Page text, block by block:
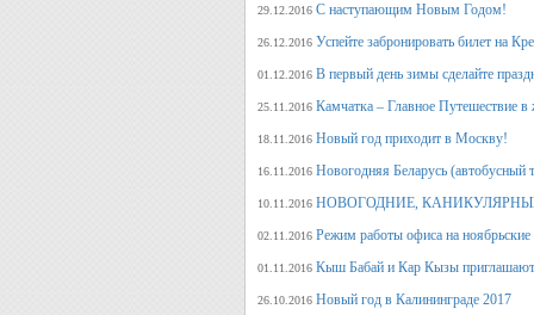
29.12.2016 С наступающим Новым Годом!
26.12.2016 Успейте забронировать билет на
01.12.2016 В первый день зимы сделайте
25.11.2016 Камчатка – Главное Путешествие
18.11.2016 Новый год приходит в Москву!
16.11.2016 Новогодняя Беларусь
10.11.2016 НОВОГОДНИЕ,
02.11.2016 Режим работы офиса на ноябрьские
01.11.2016 Кыш Бабай и Кар Кызы
26.10.2016 Новый год в Калининграде 2017